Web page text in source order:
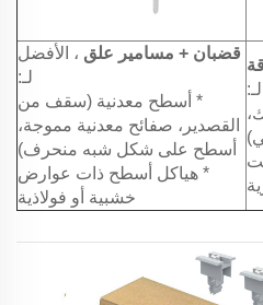
قضبان + مسامير علق ، الأفضل
لـ:
* أسطح معدنية (سقف من
القصدير، صفائح معدنية مموجة،
أسطح على شكل شبه منحرف)
* هياكل أسطح ذات عوارض
خشبية أو فولاذية